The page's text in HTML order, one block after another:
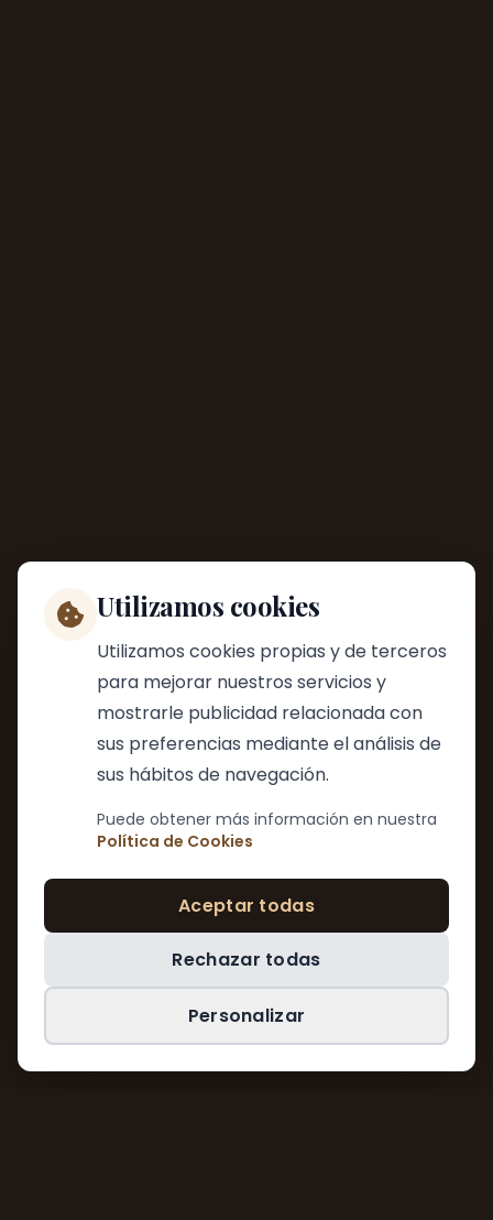
Utilizamos cookies
Utilizamos cookies propias y de terceros
para mejorar nuestros servicios y
mostrarle publicidad relacionada con
sus preferencias mediante el análisis de
sus hábitos de navegación.
Puede obtener más información en nuestra
Política de Cookies
Aceptar todas
Rechazar todas
Personalizar
SCROLL